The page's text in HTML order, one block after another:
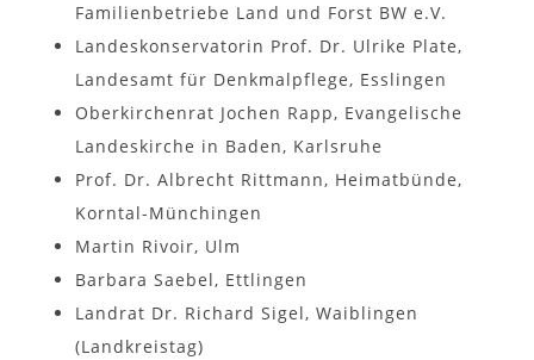
Familienbetriebe Land und Forst BW e.V.
Landeskonservatorin Prof. Dr. Ulrike Plate,
Landesamt für Denkmalpflege, Esslingen
Oberkirchenrat Jochen Rapp, Evangelische
Landeskirche in Baden, Karlsruhe
Prof. Dr. Albrecht Rittmann, Heimatbünde,
Korntal-Münchingen
Martin Rivoir, Ulm
Barbara Saebel, Ettlingen
Landrat Dr. Richard Sigel, Waiblingen
(Landkreistag)